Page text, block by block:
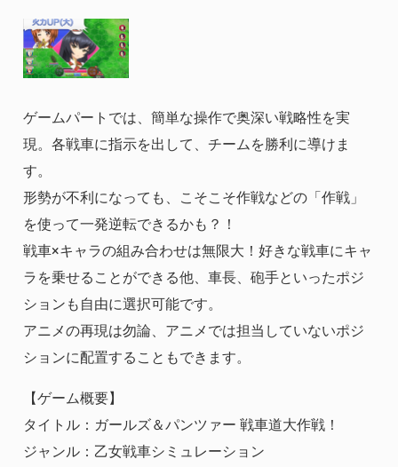
ゲームパートでは、簡単な操作で奥深い戦略性を実
現。各戦車に指示を出して、チームを勝利に導けま
す。
形勢が不利になっても、こそこそ作戦などの「作戦」
を使って一発逆転できるかも？！
戦車×キャラの組み合わせは無限大！好きな戦車にキャ
ラを乗せることができる他、車長、砲手といったポジ
ションも自由に選択可能です。
アニメの再現は勿論、アニメでは担当していないポジ
ションに配置することもできます。
【ゲーム概要】
タイトル：ガールズ＆パンツァー 戦車道大作戦！
ジャンル：乙女戦車シミュレーション